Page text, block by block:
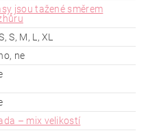
jsou tažené směrem
S, M, L, XL
ne
– mix velikostí